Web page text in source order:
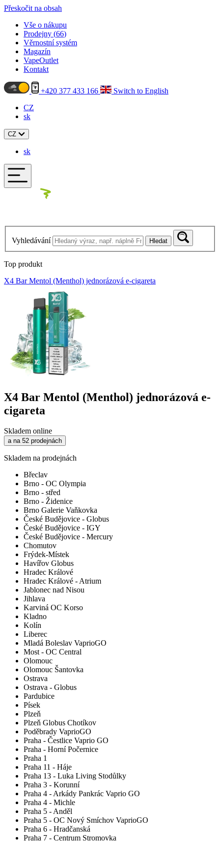
Přeskočit na obsah
Vše o nákupu
Prodejny (66)
Věrnostní systém
Magazín
VapeOutlet
Kontakt
+420 377 433 166
Switch to English
CZ
sk
CZ
sk
Vyhledávání Hledat
Top produkt
X4 Bar Mentol (Menthol) jednorázová e-cigareta
X4 Bar Mentol (Menthol) jednorázová e-
cigareta
Skladem online
a na 52 prodejnách
Skladem na prodejnách
Břeclav
Brno - OC Olympia
Brno - střed
Brno - Židenice
Brno Galerie Vaňkovka
České Budějovice - Globus
České Budějovice - IGY
České Budějovice - Mercury
Chomutov
Frýdek-Místek
Havířov Globus
Hradec Králové
Hradec Králové - Atrium
Jablonec nad Nisou
Jihlava
Karviná OC Korso
Kladno
Kolín
Liberec
Mladá Boleslav VaprioGO
Most - OC Central
Olomouc
Olomouc Šantovka
Ostrava
Ostrava - Globus
Pardubice
Písek
Plzeň
Plzeň Globus Chotíkov
Poděbrady VaprioGO
Praha - Čestlice Vaprio GO
Praha - Horní Počernice
Praha 1
Praha 11 - Háje
Praha 13 - Luka Living Stodůlky
Praha 3 - Korunní
Praha 4 - Arkády Pankrác Vaprio GO
Praha 4 - Michle
Praha 5 - Anděl
Praha 5 - OC Nový Smíchov VaprioGO
Praha 6 - Hradčanská
Praha 7 - Centrum Stromovka